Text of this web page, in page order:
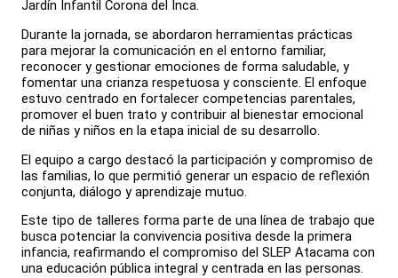
Jardín Infantil Corona del Inca.
Durante la jornada, se abordaron herramientas prácticas
para mejorar la comunicación en el entorno familiar,
reconocer y gestionar emociones de forma saludable, y
fomentar una crianza respetuosa y consciente. El enfoque
estuvo centrado en fortalecer competencias parentales,
promover el buen trato y contribuir al bienestar emocional
de niñas y niños en la etapa inicial de su desarrollo.
El equipo a cargo destacó la participación y compromiso de
las familias, lo que permitió generar un espacio de reflexión
conjunta, diálogo y aprendizaje mutuo.
Este tipo de talleres forma parte de una línea de trabajo que
busca potenciar la convivencia positiva desde la primera
infancia, reafirmando el compromiso del SLEP Atacama con
una educación pública integral y centrada en las personas.